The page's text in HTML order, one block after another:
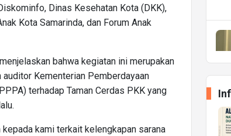
Dinas Kesehatan Kota (DKK),
Kota Samarinda, dan Forum Anak
bahwa kegiatan ini merupakan
Kementerian Pemberdayaan
terhadap Taman Cerdas PKK yang
kami terkait kelengkapan sarana